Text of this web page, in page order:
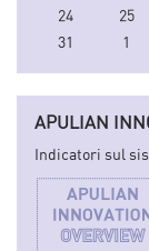
24
25
31
1
APULIAN
Indicatori sul